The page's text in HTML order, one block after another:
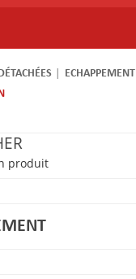
ECHAPPEMENT
produit